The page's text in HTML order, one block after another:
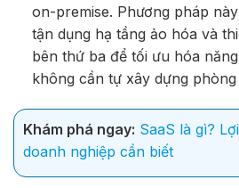
on-premise. Phương pháp
tận dụng hạ tầng ảo hóa và
bên thứ ba để tối ưu hóa
không cần tự xây dựng
Khám phá ngay: SaaS là gì?
doanh nghiệp cần biết